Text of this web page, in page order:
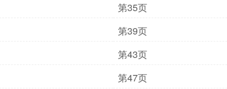
第35页
第39页
第43页
第47页